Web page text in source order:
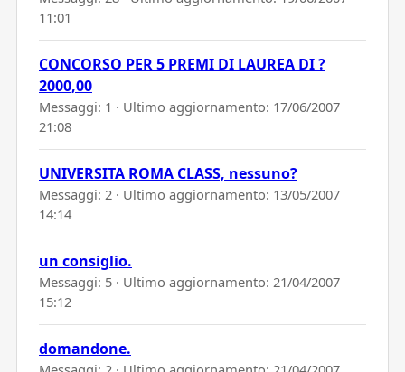
11:01
CONCORSO PER 5 PREMI DI LAUREA DI ?
2000,00
Messaggi: 1 · Ultimo aggiornamento: 17/06/2007
21:08
UNIVERSITA ROMA CLASS, nessuno?
Messaggi: 2 · Ultimo aggiornamento: 13/05/2007
14:14
un consiglio.
Messaggi: 5 · Ultimo aggiornamento: 21/04/2007
15:12
domandone.